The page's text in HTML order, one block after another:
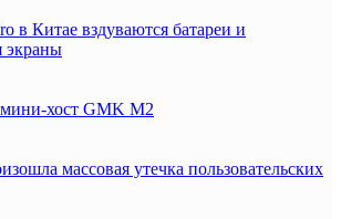
в Китае вздуваются батареи и
экраны
хост GMK M2
массовая утечка пользовательских